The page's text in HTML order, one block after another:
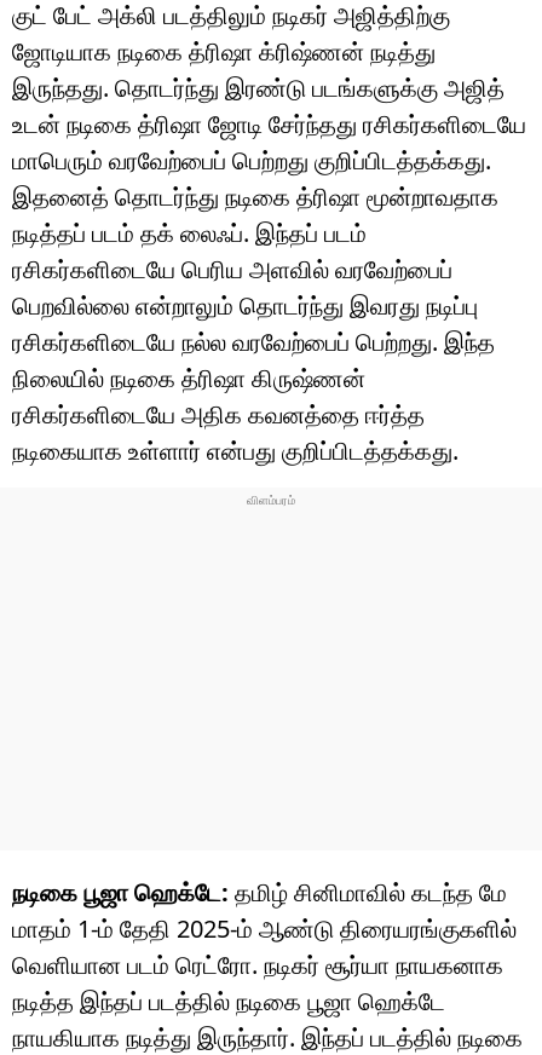
குட் பேட் அக்லி படத்திலும் நடிகர் அஜித்திற்கு
ஜோடியாக நடிகை த்ரிஷா க்ரிஷ்ணன் நடித்து
இருந்தது. தொடர்ந்து இரண்டு படங்களுக்கு அஜித்
உடன் நடிகை த்ரிஷா ஜோடி சேர்ந்தது ரசிகர்களிடையே
மாபெரும் வரவேற்பைப் பெற்றது குறிப்பிடத்தக்கது.
இதனைத் தொடர்ந்து நடிகை த்ரிஷா மூன்றாவதாக
நடித்தப் படம் தக் லைஃப். இந்தப் படம்
ரசிகர்களிடையே பெரிய அளவில் வரவேற்பைப்
பெறவில்லை என்றாலும் தொடர்ந்து இவரது நடிப்பு
ரசிகர்களிடையே நல்ல வரவேற்பைப் பெற்றது. இந்த
நிலையில் நடிகை த்ரிஷா கிருஷ்ணன்
ரசிகர்களிடையே அதிக கவனத்தை ஈர்த்த
நடிகையாக உள்ளார் என்பது குறிப்பிடத்தக்கது.
நடிகை பூஜா ஹெக்டே: தமிழ் சினிமாவில் கடந்த மே
மாதம் 1-ம் தேதி 2025-ம் ஆண்டு திரையரங்குகளில்
வெளியான படம் ரெட்ரோ. நடிகர் சூர்யா நாயகனாக
நடித்த இந்தப் படத்தில் நடிகை பூஜா ஹெக்டே
நாயகியாக நடித்து இருந்தார். இந்தப் படத்தில் நடிகை